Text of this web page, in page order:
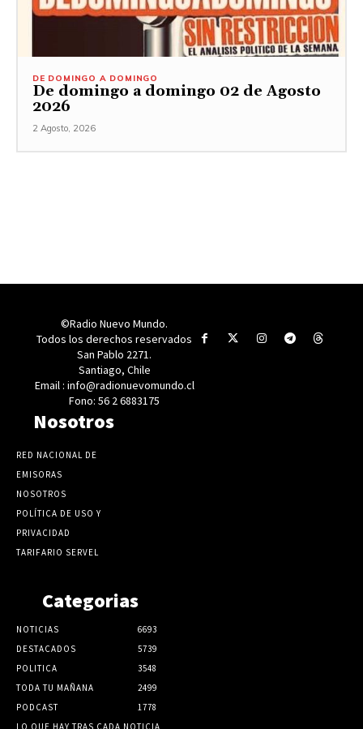
DE DOMINGO A DOMINGO
De domingo a domingo 02 de Agosto
2026
2 Agosto, 2026
©Radio Nuevo Mundo.
Todos los derechos reservados
San Pablo 2271.
Santiago, Chile
Email : info@radionuevomundo.cl
Fono: 56 2 6883175
Nosotros
RED NACIONAL DE
EMISORAS
NOSOTROS
POLÍTICA DE USO Y
PRIVACIDAD
TARIFARIO SERVEL
Categorias
NOTICIAS
6693
DESTACADOS
5739
POLITICA
3548
TODA TU MAÑANA
2499
PODCAST
1778
LO QUE HAY TRAS CADA NOTICIA